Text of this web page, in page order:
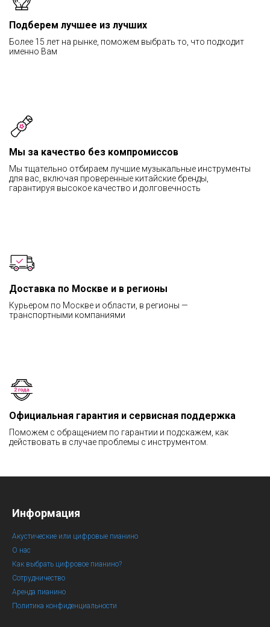
Подберем лучшее из лучших
Более 15 лет на рынке, поможем выбрать то, что подходит
именно Вам
Мы за качество без компромиссов
Мы тщательно отбираем лучшие музыкальные инструменты
для вас, включая проверенные китайские бренды,
гарантируя высокое качество и долговечность
Доставка по Москве и в регионы
Курьером по Москве и области, в регионы —
транспортными компаниями
Официальная гарантия и сервисная поддержка
Поможем с обращением по гарантии и подскажем, как
действовать в случае проблемы с инструментом.
Информация
Акустические или цифровые пианино
О нас
Как выбрать цифровое пианино?
Сотрудничество
Аренда пианино
Политика конфиденциальности